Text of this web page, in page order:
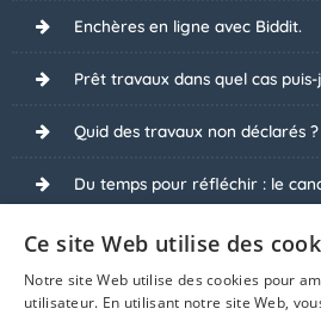
Enchères en ligne avec Biddit.
Prêt travaux dans quel cas puis-
Quid des travaux non déclarés ?
Du temps pour réfléchir : le
demande une option d’achat.
Ce site Web utilise des
Notre site Web utilise des cookies pour
utilisateur. En utilisant notre site Web,